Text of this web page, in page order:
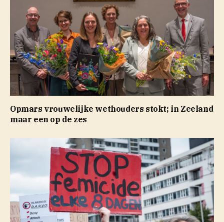
Opmars vrouwelijke wethouders stokt; in Zeeland
maar een op de zes